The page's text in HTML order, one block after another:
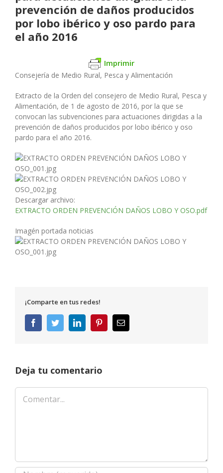
prevención de daños producidos
por lobo ibérico y oso pardo para
el año 2016
Imprimir
Consejería de Medio Rural, Pesca y Alimentación
Extracto de la Orden del consejero de Medio Rural, Pesca y
Alimentación, de 1 de agosto de 2016, por la que se
convocan las subvenciones para actuaciones dirigidas a la
prevención de daños producidos por lobo ibérico y oso
pardo para el año 2016.
Descargar archivo:
EXTRACTO ORDEN PREVENCIÓN DAÑOS LOBO Y OSO.pdf
Imagén portada noticias
¡Comparte en tus redes!
FacebookTwitterLinkedInPinterestCorreo
electrónico
Deja tu comentario
Comentar